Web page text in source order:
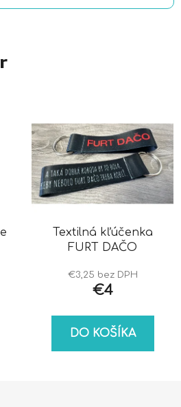
Textilná kľúčenka
FURT DAČO
€3,25 bez DPH
€4
DO KOŠÍKA